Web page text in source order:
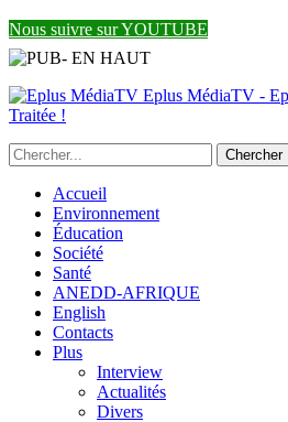
Nous suivre sur YOUTUBE
Eplus MédiaTV -
Traitée !
Accueil
Environnement
Éducation
Société
Santé
ANEDD-AFRIQUE
English
Contacts
Plus
Interview
Actualités
Divers